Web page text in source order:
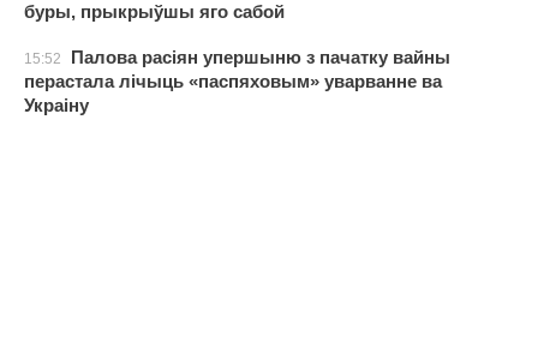
буры, прыкрыўшы яго сабой
15:52
Палова расіян упершыню з пачатку вайны
перастала лічыць «паспяховым» уварванне ва
Украіну